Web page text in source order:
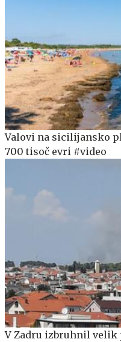
Valovi na sicilijansko
700 tisoč evri #video
V Zadru izbruhnil velik